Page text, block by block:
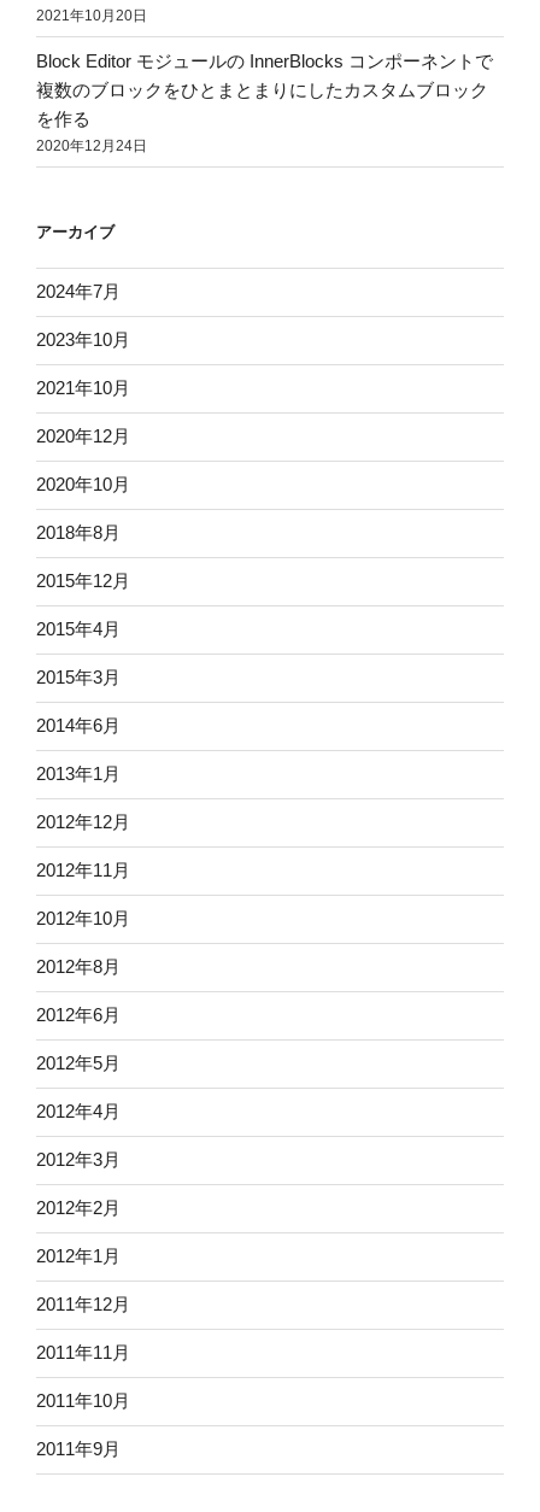
2021年10月20日
Block Editor モジュールの InnerBlocks コンポーネントで
複数のブロックをひとまとまりにしたカスタムブロック
を作る
2020年12月24日
アーカイブ
2024年7月
2023年10月
2021年10月
2020年12月
2020年10月
2018年8月
2015年12月
2015年4月
2015年3月
2014年6月
2013年1月
2012年12月
2012年11月
2012年10月
2012年8月
2012年6月
2012年5月
2012年4月
2012年3月
2012年2月
2012年1月
2011年12月
2011年11月
2011年10月
2011年9月